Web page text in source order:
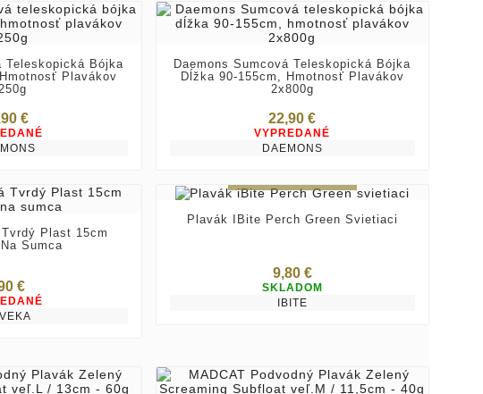
Teleskopická Bójka
Plavákov
€
Daemons Sumcová Teleskopická Bójka
Dĺžka 90-155cm, Hmotnosť Plavákov
2x800g
22,90 €
VYPREDANÉ
DAEMONS
Plast 15cm
Sumca
€
Plavák IBite Perch Green Svietiaci
9,80 €
SKLADOM
IBITE